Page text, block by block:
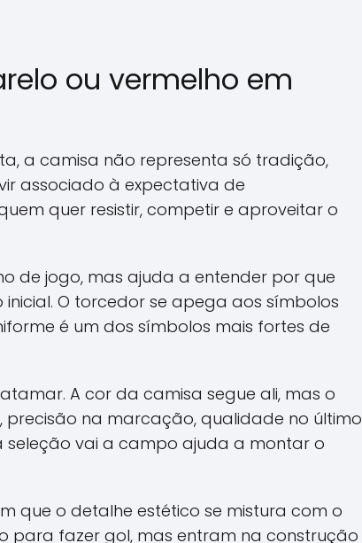
ou vermelho em
a camisa não representa só tradição,
associado à expectativa de
quer resistir, competir e aproveitar o
de jogo, mas ajuda a entender por que
O torcedor se apega aos símbolos
é um dos símbolos mais fortes de
A cor da camisa segue ali, mas o
na marcação, qualidade no último
seleção vai a campo ajuda a montar o
que o detalhe estético se mistura com o
para fazer gol, mas entram na construção